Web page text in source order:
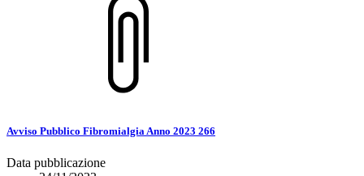
Avviso Pubblico Fibromialgia Anno 2023 266
Data pubblicazione